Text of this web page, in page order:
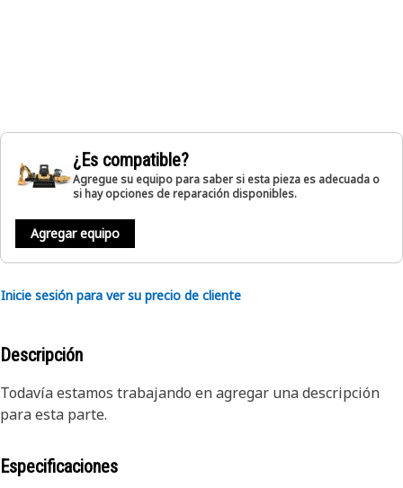
¿Es compatible?
Agregue su equipo para saber si esta pieza es adecuada o
si hay opciones de reparación disponibles.
Agregar equipo
Inicie sesión para ver su precio de cliente
Descripción
Todavía estamos trabajando en agregar una descripción
para esta parte.
Especificaciones